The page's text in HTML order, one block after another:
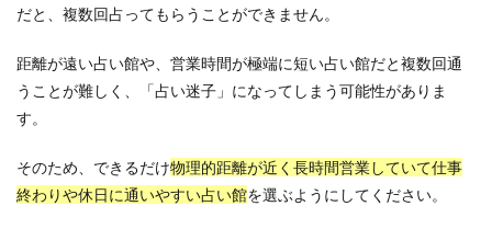
だと、複数回占ってもらうことができません。
距離が遠い占い館や、営業時間が極端に短い占い館だと複数回通
うことが難しく、「占い迷子」になってしまう可能性がありま
す。
そのため、できるだけ物理的距離が近く長時間営業していて仕事
終わりや休日に通いやすい占い館を選ぶようにしてください。